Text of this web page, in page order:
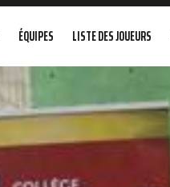
ÉQUIPES LISTE DES JOUEURS